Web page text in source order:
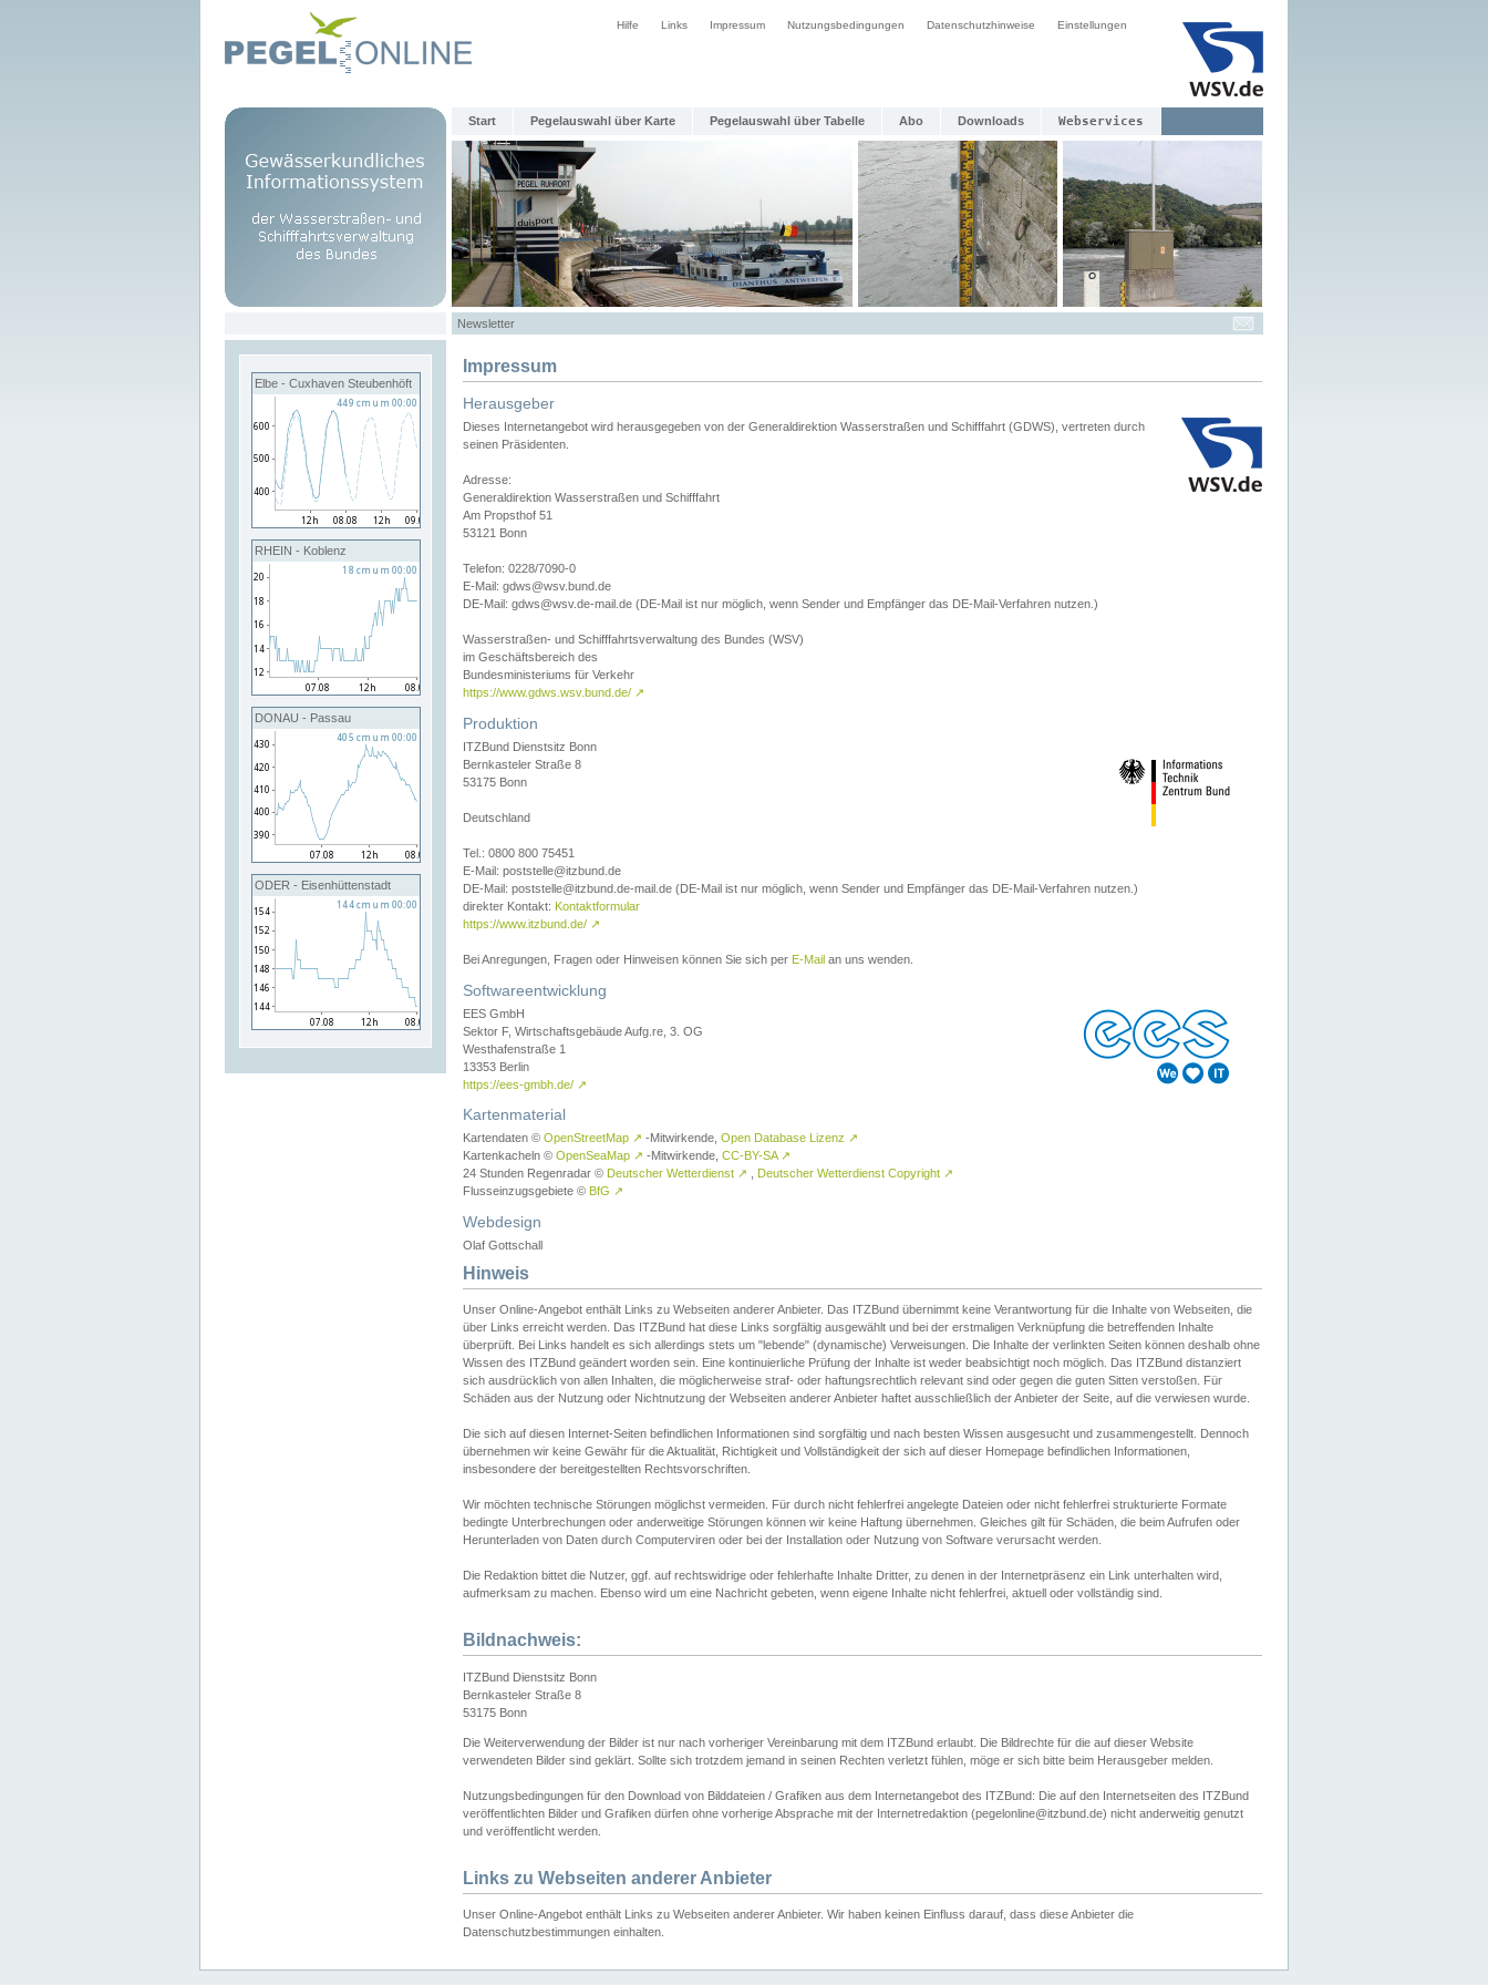
Hilfe Links Impressum Nutzungsbedingungen Datenschutzhinweise Einstellungen
Start Pegelauswahl über Karte Pegelauswahl über Tabelle Abo Downloads Webservices
Newsletter
Elbe - Cuxhaven Steubenhöft
RHEIN - Koblenz
DONAU - Passau
ODER - Eisenhüttenstadt
Impressum
Herausgeber
Dieses Internetangebot wird herausgegeben von der Generaldirektion Wasserstraßen und Schifffahrt (GDWS), vertreten durch
seinen Präsidenten.
Adresse:
Generaldirektion Wasserstraßen und Schifffahrt
Am Propsthof 51
53121 Bonn
Telefon: 0228/7090-0
E-Mail: gdws@wsv.bund.de
DE-Mail: gdws@wsv.de-mail.de (DE-Mail ist nur möglich, wenn Sender und Empfänger das DE-Mail-Verfahren nutzen.)
Wasserstraßen- und Schifffahrtsverwaltung des Bundes (WSV)
im Geschäftsbereich des
Bundesministeriums für Verkehr
https://www.gdws.wsv.bund.de/ ↗
Produktion
ITZBund Dienstsitz Bonn
Bernkasteler Straße 8
53175 Bonn
Deutschland
Tel.: 0800 800 75451
E-Mail: poststelle@itzbund.de
DE-Mail: poststelle@itzbund.de-mail.de (DE-Mail ist nur möglich, wenn Sender und Empfänger das DE-Mail-Verfahren nutzen.)
direkter Kontakt: Kontaktformular
https://www.itzbund.de/ ↗
Bei Anregungen, Fragen oder Hinweisen können Sie sich per E-Mail an uns wenden.
Softwareentwicklung
EES GmbH
Sektor F, Wirtschaftsgebäude Aufg.re, 3. OG
Westhafenstraße 1
13353 Berlin
https://ees-gmbh.de/ ↗
Kartenmaterial
Kartendaten © OpenStreetMap ↗ -Mitwirkende, Open Database Lizenz ↗
Kartenkacheln © OpenSeaMap ↗ -Mitwirkende, CC-BY-SA ↗
24 Stunden Regenradar © Deutscher Wetterdienst ↗ Deutscher Wetterdienst Copyright ↗
Flusseinzugsgebiete © BfG ↗
Webdesign
Olaf Gottschall
Hinweis
Unser Online-Angebot enthält Links zu Webseiten anderer Anbieter. Das ITZBund übernimmt keine Verantwortung für die Inhalte von Webseiten, die
über Links erreicht werden. Das ITZBund hat diese Links sorgfältig ausgewählt und bei der erstmaligen Verknüpfung die betreffenden Inhalte
überprüft. Bei Links handelt es sich allerdings stets um "lebende" (dynamische) Verweisungen. Die Inhalte der verlinkten Seiten können deshalb ohne
Wissen des ITZBund geändert worden sein. Eine kontinuierliche Prüfung der Inhalte ist weder beabsichtigt noch möglich. Das ITZBund distanziert
sich ausdrücklich von allen Inhalten, die möglicherweise straf- oder haftungsrechtlich relevant sind oder gegen die guten Sitten verstoßen. Für
Schäden aus der Nutzung oder Nichtnutzung der Webseiten anderer Anbieter haftet ausschließlich der Anbieter der Seite, auf die verwiesen wurde.
Die sich auf diesen Internet-Seiten befindlichen Informationen sind sorgfältig und nach besten Wissen ausgesucht und zusammengestellt. Dennoch
übernehmen wir keine Gewähr für die Aktualität, Richtigkeit und Vollständigkeit der sich auf dieser Homepage befindlichen Informationen,
insbesondere der bereitgestellten Rechtsvorschriften.
Wir möchten technische Störungen möglichst vermeiden. Für durch nicht fehlerfrei angelegte Dateien oder nicht fehlerfrei strukturierte Formate
bedingte Unterbrechungen oder anderweitige Störungen können wir keine Haftung übernehmen. Gleiches gilt für Schäden, die beim Aufrufen oder
Herunterladen von Daten durch Computerviren oder bei der Installation oder Nutzung von Software verursacht werden.
Die Redaktion bittet die Nutzer, ggf. auf rechtswidrige oder fehlerhafte Inhalte Dritter, zu denen in der Internetpräsenz ein Link unterhalten wird,
aufmerksam zu machen. Ebenso wird um eine Nachricht gebeten, wenn eigene Inhalte nicht fehlerfrei, aktuell oder vollständig sind.
Bildnachweis:
ITZBund Dienstsitz Bonn
Bernkasteler Straße 8
53175 Bonn
Die Weiterverwendung der Bilder ist nur nach vorheriger Vereinbarung mit dem ITZBund erlaubt. Die Bildrechte für die auf dieser Website
verwendeten Bilder sind geklärt. Sollte sich trotzdem jemand in seinen Rechten verletzt fühlen, möge er sich bitte beim Herausgeber melden.
Nutzungsbedingungen für den Download von Bilddateien / Grafiken aus dem Internetangebot des ITZBund: Die auf den Internetseiten des ITZBund
veröffentlichten Bilder und Grafiken dürfen ohne vorherige Absprache mit der Internetredaktion (pegelonline@itzbund.de) nicht anderweitig genutzt
und veröffentlicht werden.
Links zu Webseiten anderer Anbieter
Unser Online-Angebot enthält Links zu Webseiten anderer Anbieter. Wir haben keinen Einfluss darauf, dass diese Anbieter die
Datenschutzbestimmungen einhalten.